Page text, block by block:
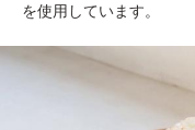
を使用しています。